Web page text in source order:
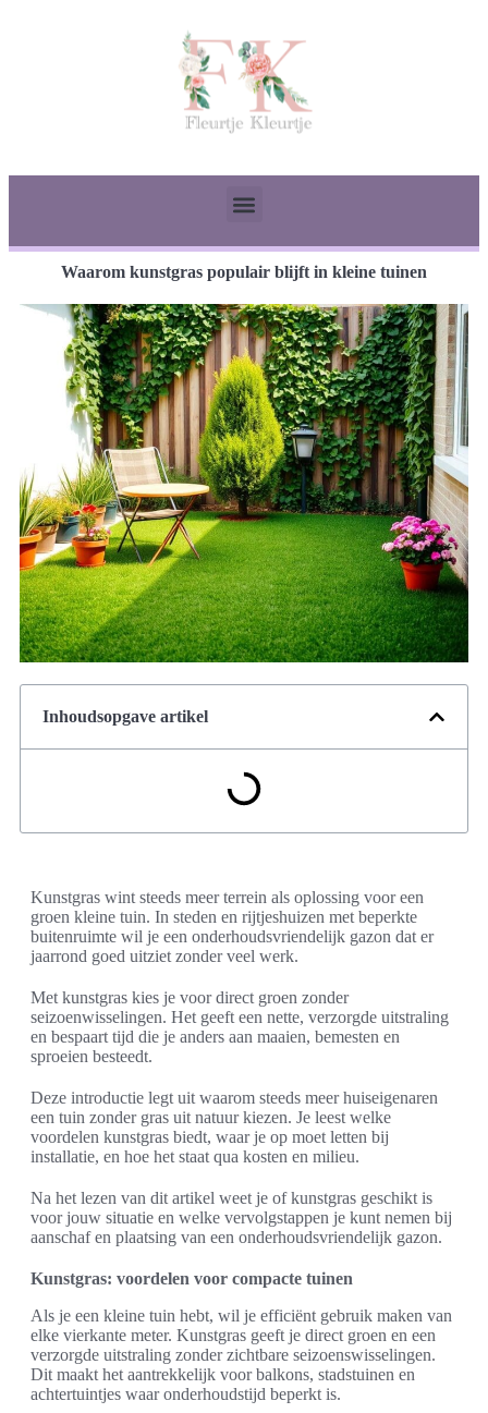
Waarom kunstgras populair blijft in kleine tuinen
Inhoudsopgave artikel
Kunstgras wint steeds meer terrein als oplossing voor een
groen kleine tuin. In steden en rijtjeshuizen met beperkte
buitenruimte wil je een onderhoudsvriendelijk gazon dat er
jaarrond goed uitziet zonder veel werk.
Met kunstgras kies je voor direct groen zonder
seizoenwisselingen. Het geeft een nette, verzorgde uitstraling
en bespaart tijd die je anders aan maaien, bemesten en
sproeien besteedt.
Deze introductie legt uit waarom steeds meer huiseigenaren
een tuin zonder gras uit natuur kiezen. Je leest welke
voordelen kunstgras biedt, waar je op moet letten bij
installatie, en hoe het staat qua kosten en milieu.
Na het lezen van dit artikel weet je of kunstgras geschikt is
voor jouw situatie en welke vervolgstappen je kunt nemen bij
aanschaf en plaatsing van een onderhoudsvriendelijk gazon.
Kunstgras: voordelen voor compacte tuinen
Als je een kleine tuin hebt, wil je efficiënt gebruik maken van
elke vierkante meter. Kunstgras geeft je direct groen en een
verzorgde uitstraling zonder zichtbare seizoenswisselingen.
Dit maakt het aantrekkelijk voor balkons, stadstuinen en
achtertuintjes waar onderhoudstijd beperkt is.